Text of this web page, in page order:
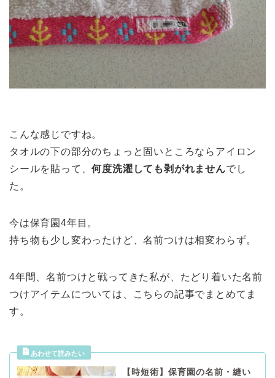
こんな感じですね。
タオルの下の部分のちょっと固いところならアイロン
シールを貼って、何度洗濯しても剥がれませんでし
た。
今は保育園4年目。
持ち物も少し変わったけど、名前つけは相変わらず。
4年間、名前つけと戦ってきた私が、たどり着いた名前
つけアイテムについては、こちらの記事でまとめてま
す。
【時短術】保育園の名前・縫い